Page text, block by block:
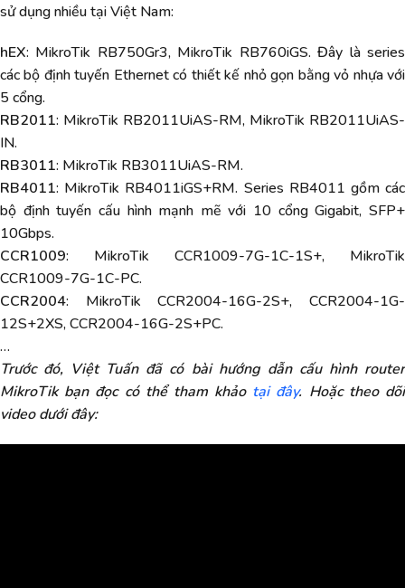
sử dụng nhiều tại Việt Nam:
hEX: MikroTik RB750Gr3, MikroTik RB760iGS. Đây là series
các bộ định tuyến Ethernet có thiết kế nhỏ gọn bằng vỏ nhựa với
5 cổng.
RB2011: MikroTik RB2011UiAS-RM, MikroTik RB2011UiAS-
IN.
RB3011: MikroTik RB3011UiAS-RM.
RB4011: MikroTik RB4011iGS+RM. Series RB4011 gồm các
bộ định tuyến cấu hình mạnh mẽ với 10 cổng Gigabit, SFP+
10Gbps.
CCR1009: MikroTik CCR1009-7G-1C-1S+, MikroTik
CCR1009-7G-1C-PC.
CCR2004: MikroTik CCR2004-16G-2S+, CCR2004-1G-
12S+2XS, CCR2004-16G-2S+PC.
…
Trước đó, Việt Tuấn đã có bài hướng dẫn cấu hình router
MikroTik bạn đọc có thể tham khảo tại đây. Hoặc theo dõi
video dưới đây: